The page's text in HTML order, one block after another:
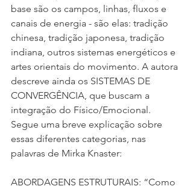
base são os campos, linhas, fluxos e
canais de energia - são elas: tradição
chinesa, tradição japonesa, tradição
indiana, outros sistemas energéticos e
artes orientais do movimento. A autora
descreve ainda os SISTEMAS DE
CONVERGÊNCIA, que buscam a
integração do Físico/Emocional.
Segue uma breve explicação sobre
essas diferentes categorias, nas
palavras de Mirka Knaster:
ABORDAGENS ESTRUTURAIS: “Como